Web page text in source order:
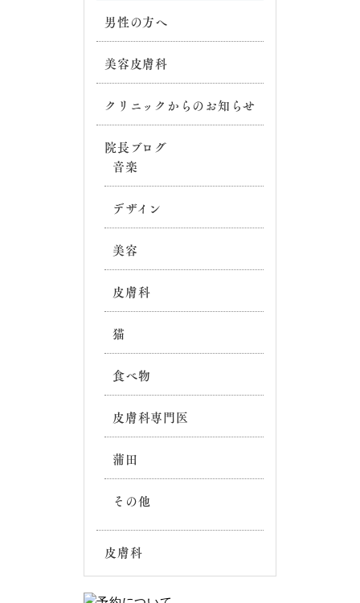
男性の方へ
美容皮膚科
クリニックからのお知らせ
院長ブログ
音楽
デザイン
美容
皮膚科
猫
食べ物
皮膚科専門医
蒲田
その他
皮膚科